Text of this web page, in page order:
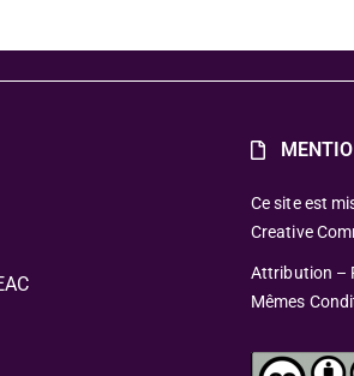
Ce site est
Creative
Attribution –
Mêmes